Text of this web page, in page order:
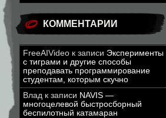
КОММЕНТАРИИ
FreeAIVideo к записи Эксперименты
с тиграми и другие способы
преподавать программирование
студентам, которым скучно
Влад к записи NAVIS —
многоцелевой быстросборный
беспилотный катамаран